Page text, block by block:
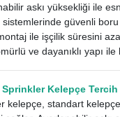
askı yüksekliği ile
sistemlerinde güvenli
ile işçilik süresini
ve dayanıklı yapı
Sprinkler Kelepçe
kelepçe, standart